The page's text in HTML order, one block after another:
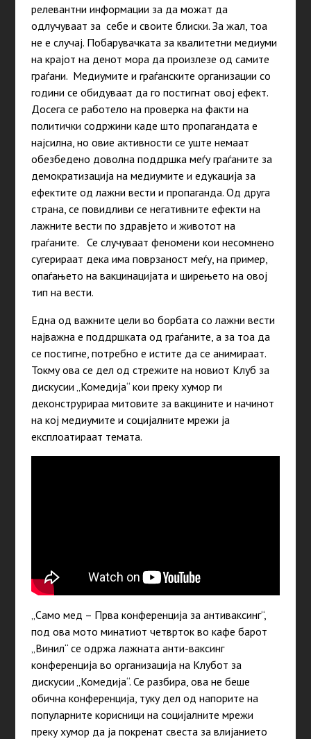
релевантни информации за да можат да
одлучуваат за себе и своите блиски. За жал, тоа
не е случај. Побарувачката за квалитетни медиуми
на крајот на денот мора да произлезе од самите
граѓани. Медиумите и граѓанските организации со
години се обидуваат да го постигнат овој ефект.
Досега се работело на проверка на факти на
политички содржини каде што пропагандата е
најсилна, но овие активности се уште немаат
обезбедено доволна поддршка меѓу граѓаните за
демократизација на медиумите и едукација за
ефектите од лажни вести и пропаганда. Од друга
страна, се повидливи се негативните ефекти на
лажните вести по здравјето и животот на
граѓаните. Се случуваат феномени кои несомнено
сугерираат дека има поврзаност меѓу, на пример,
опаѓањето на вакцинацијата и ширењето на овој
тип на вести.
Една од важните цели во борбата со лажни вести
најважна е поддршката од граѓаните, а за тоа да
се постигне, потребно е истите да се анимираат.
Токму ова се дел од стрежите на новиот Клуб за
дискусии „Комедија“ кои преку хумор ги
деконструрираа митовите за вакцините и начинот
на кој медиумите и социјалните мрежи ја
експлоатираат темата.
„Само мед – Прва конференција за антиваксинг“,
под ова мото минатиот четврток во кафе барот
„Винил“ се одржа лажната анти-ваксинг
конференција во организација на Клубот за
дискусии „Комедија“. Се разбира, ова не беше
обична конференција, туку дел од напорите на
популарните корисници на социјалните мрежи
преку хумор да ја покренат свеста за влијанието